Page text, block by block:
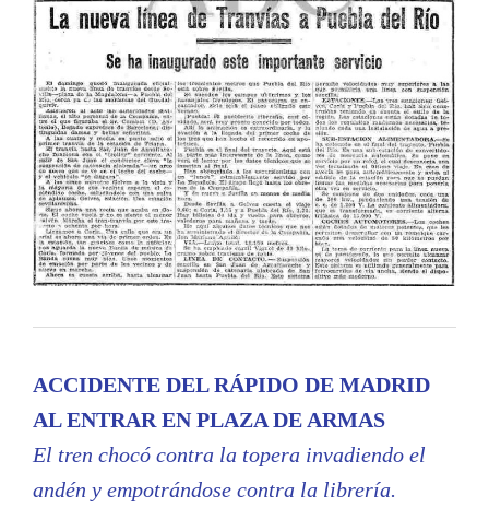
ACCIDENTE DEL RÁPIDO DE MADRID
AL ENTRAR EN PLAZA DE ARMAS
El tren chocó contra la topera invadiendo el
andén y empotrándose contra la librería.